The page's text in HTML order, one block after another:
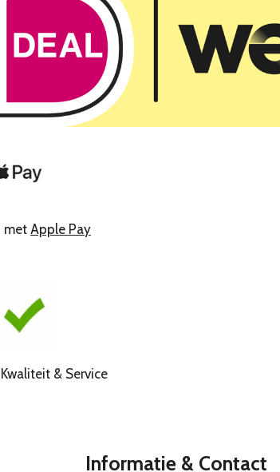
metApple Pay
& Service
Informatie & Contact